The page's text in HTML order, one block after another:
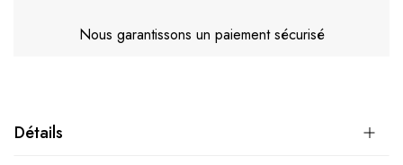
Nous garantissons un paiement sécurisé
Détails